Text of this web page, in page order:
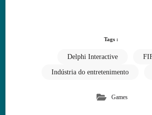
Tags :
Delphi Interactive
Indústria do entretenimento
Games